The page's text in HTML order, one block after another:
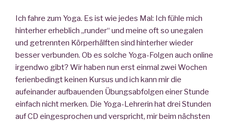
Ich fahre zum Yoga. Es ist wie jedes Mal: Ich fühle mich
hinterher erheblich „runder“ und meine oft so unegalen
und getrennten Körperhälften sind hinterher wieder
besser verbunden. Ob es solche Yoga-Folgen auch online
irgendwo gibt? Wir haben nun erst einmal zwei Wochen
ferienbedingt keinen Kursus und ich kann mir die
aufeinander aufbauenden Übungsabfolgen einer Stunde
einfach nicht merken. Die Yoga-Lehrerin hat drei Stunden
auf CD eingesprochen und verspricht, mir beim nächsten